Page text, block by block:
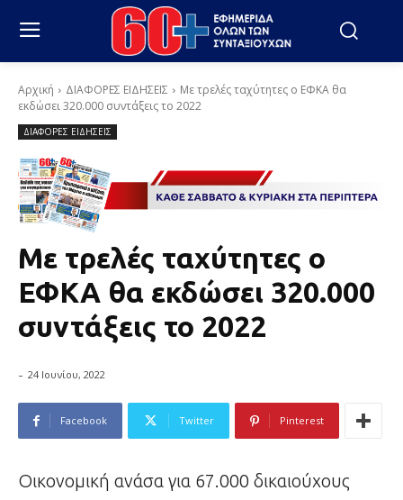
Αρχική ΔΙΑΦΟΡΕΣ ΕΙΔΗΣΕΙΣ
Με τρελές ταχύτητες ο ΕΦΚΑ θα
εκδώσει 320.000 συντάξεις το 2022
ΔΙΑΦΟΡΕΣ ΕΙΔΗΣΕΙΣ
Με τρελές ταχύτητες ο
ΕΦΚΑ θα εκδώσει 320.000
συντάξεις το 2022
- 24 Ιουνίου, 2022
Facebook Twitter Pinterest
Οικονομική ανάσα για 67.000 δικαιούχους